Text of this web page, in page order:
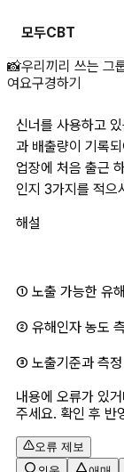
모두CBT
신너를 사
📸우리끼리 쓰는 그
여요구경하기
신너를 사용하고
과 배출량이 기록
업장에 처음 출근
인지 3가지를 적으
해설
① 노출 가능한 유
② 유해인자 농도
③ 노출기준과 측정
내용에 오류가 있
주세요. 확인 후 반
오류 제보